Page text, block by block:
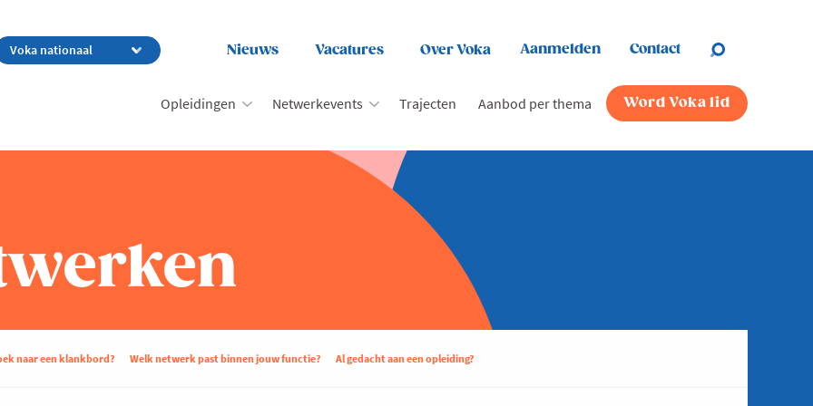
Nieuws Vacatures Over Voka Aanmelden Contact
Opleidingen Netwerkevents Trajecten Aanbod per thema Word Voka lid
naar een klankbord? Welk netwerk past binnen jouw functie? Al gedacht aan een opleiding?